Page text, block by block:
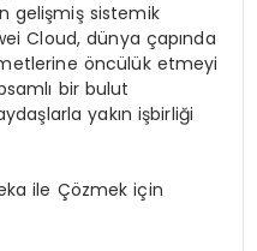
gelişmiş sistemik
Cloud, dünya çapında
öncülük etmeyi
bir bulut
yakın işbirliği
ile Çözmek için